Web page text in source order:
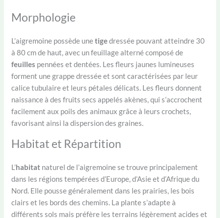
Morphologie
L’aigremoine possède unetigedressée pouvant atteindre 30
à 80 cm de haut, avec un feuillage alterné composé de
feuilles pennées et dentées. Les fleurs jaunes lumineuses
forment une grappe dressée et sont caractérisées par leur
calice tubulaire et leurs pétales délicats. Les fleurs donnent
naissance à des fruits secs appelés akènes, qui s’accrochent
facilement aux poils des animaux grâce à leurs crochets,
favorisant ainsi la dispersion des graines.
Habitat et Répartition
L’habitat naturel de l’aigremoine se trouve principalement
dans les régions tempérées d’Europe, d’Asie et d’Afrique du
Nord. Elle pousse généralement dans les prairies, les bois
clairs et les bords des chemins. La plante s’adapte à
différents sols mais préfère les terrains légèrement acides et